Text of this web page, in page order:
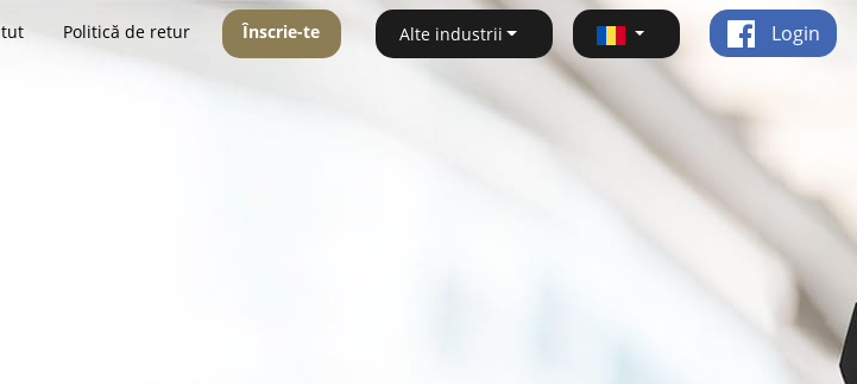
Politică de retur Înscrie-te Alte industrii Login